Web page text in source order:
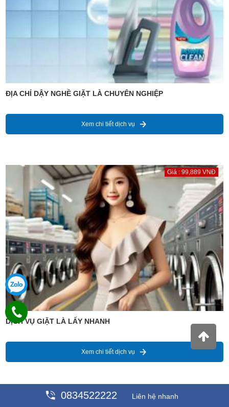
ĐỊA CHỈ DẬY NGHỀ GIẶT LÀ CHUYÊN NGHIỆP
Xem chi tiết dịch vụ
Giá : 99,889 VNĐ
DỊCH VỤ GIẶT LÀ LẤY NHANH
Xem chi tiết dịch vụ
Giá : 99,889 VNĐ
0834522222 Liên hệ nhanh